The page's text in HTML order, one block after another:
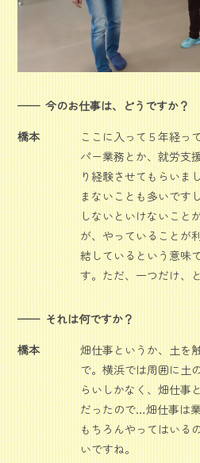
今のお仕事は、どうですか？
橋本
ここに入って５年経っ
パー業務とか、就労支
り経験させてもらいま
まないことも多いです
しないといけないこと
が、やっていることが
結しているという意味
す。ただ、一つだけ、
それは何ですか？
橋本
畑仕事というか、土を
で。横浜では周囲に土
らいしかなく、畑仕事
だったので…畑仕事は
もちろんやってはいる
いですね。